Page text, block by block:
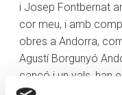
i Josep Fontbernat
cor meu, i amb
obres a Andorra,
Agustí Borgunyó
cançó i un vals, han